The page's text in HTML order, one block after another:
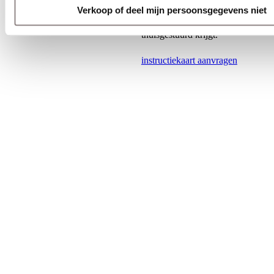
Verkoop of deel mijn persoonsgegevens niet
wij ervoor dat u er zo
snel mogelijk een
thuisgestuurd krijgt.
instructiekaart aanvragen